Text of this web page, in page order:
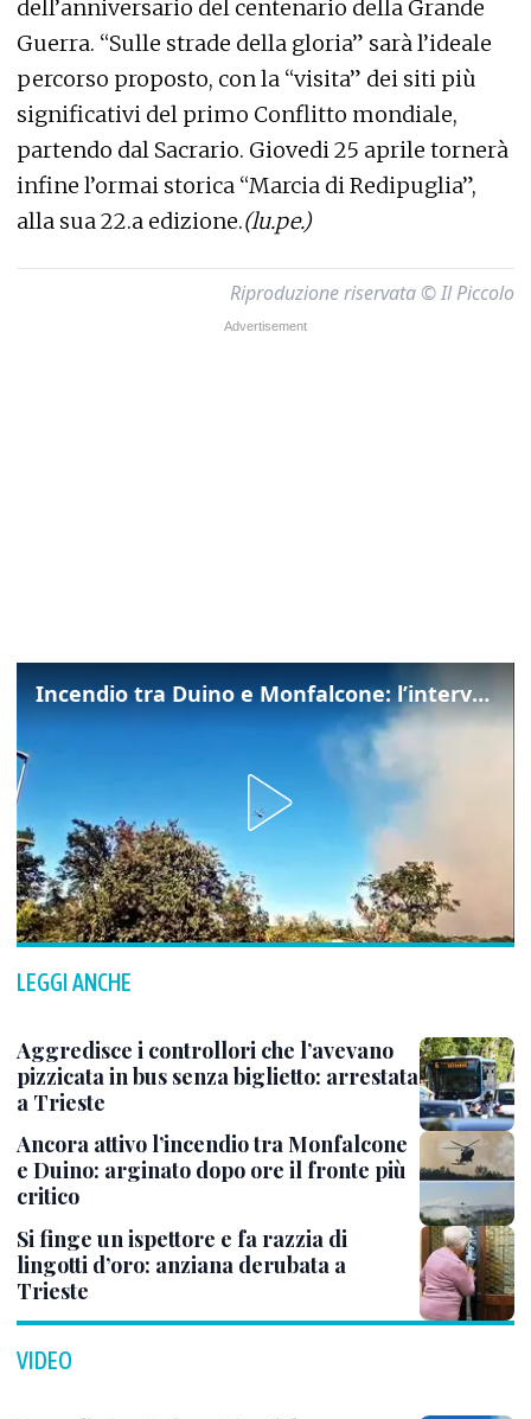
dell’anniversario del centenario della Grande
Guerra. “Sulle strade della gloria” sarà l’ideale
percorso proposto, con la “visita” dei siti più
significativi del primo Conflitto mondiale,
partendo dal Sacrario. Giovedi 25 aprile tornerà
infine l’ormai storica “Marcia di Redipuglia”,
alla sua 22.a edizione.(lu.pe.)
Riproduzione riservata © Il Piccolo
Incendio tra Duino e Monfalcone: l’intervento dei vigili del fuoco
LEGGI ANCHE
Aggredisce i controllori che l’avevano
pizzicata in bus senza biglietto: arrestata
a Trieste
Ancora attivo l’incendio tra Monfalcone
e Duino: arginato dopo ore il fronte più
critico
Si finge un ispettore e fa razzia di
lingotti d’oro: anziana derubata a
Trieste
VIDEO